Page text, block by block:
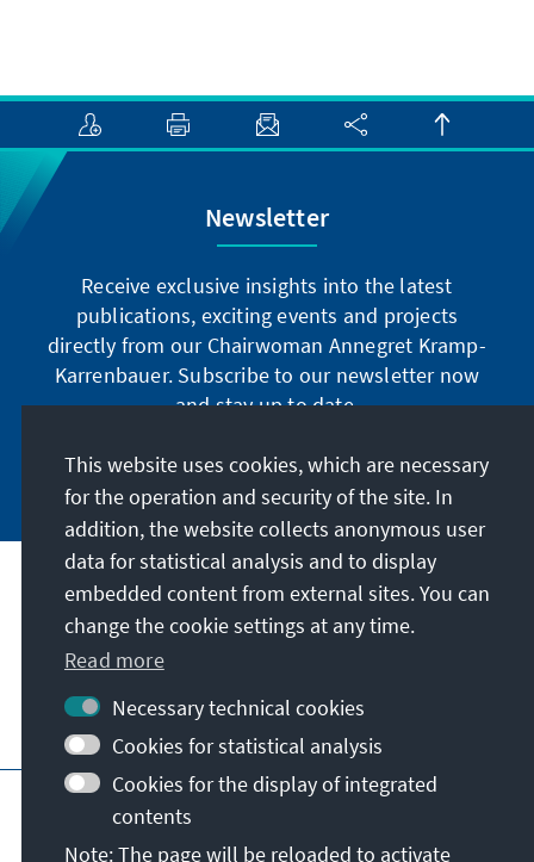
Newsletter
Receive exclusive insights into the latest
publications, exciting events and projects
directly from our Chairwoman Annegret Kramp-
Karrenbauer. Subscribe to our newsletter now
and stay up to date.
Subscribe now
Our mission
Contact
Further offers of the foundation
Imprint Data protection
Terms of use
Declaration on accessibility
Report an accessibility issue
Sitemap
This website uses cookies, which are necessary
for the operation and security of the site. In
addition, the website collects anonymous user
data for statistical analysis and to display
embedded content from external sites. You can
change the cookie settings at any time.
Read more
Necessary technical cookies
Cookies for statistical analysis
Cookies for the display of integrated
contents
Note: The page will be reloaded to activate